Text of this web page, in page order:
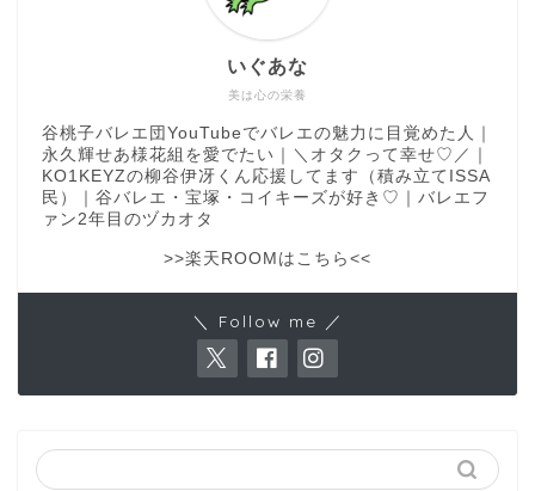
美は心の栄養
いぐあな
谷桃子バレエ団YouTubeでバレエの魅力に目覚めた人｜
永久輝せあ様花組を愛でたい｜＼オタクって幸せ♡／｜
KO1KEYZの柳谷伊冴くん応援してます（積み立てISSA
民）｜谷バレエ・宝塚・コイキーズが好き♡｜バレエフ
ァン2年目のヅカオタ
>>楽天ROOMはこちら<<
＼ Follow me ／